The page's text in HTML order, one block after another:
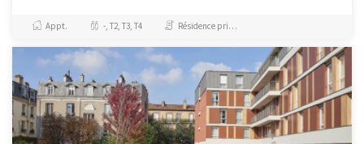
mixtes ext...
Appt. -, T2, T3, T4 Résidence principale / PTZ, Investissement et Défiscalisation